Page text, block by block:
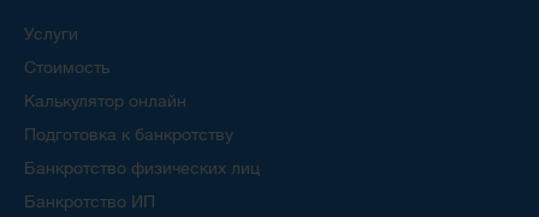
Услуги
Стоимость
Калькулятор онлайн
Подготовка к банкротству
Банкротство физических лиц
Банкротство ИП